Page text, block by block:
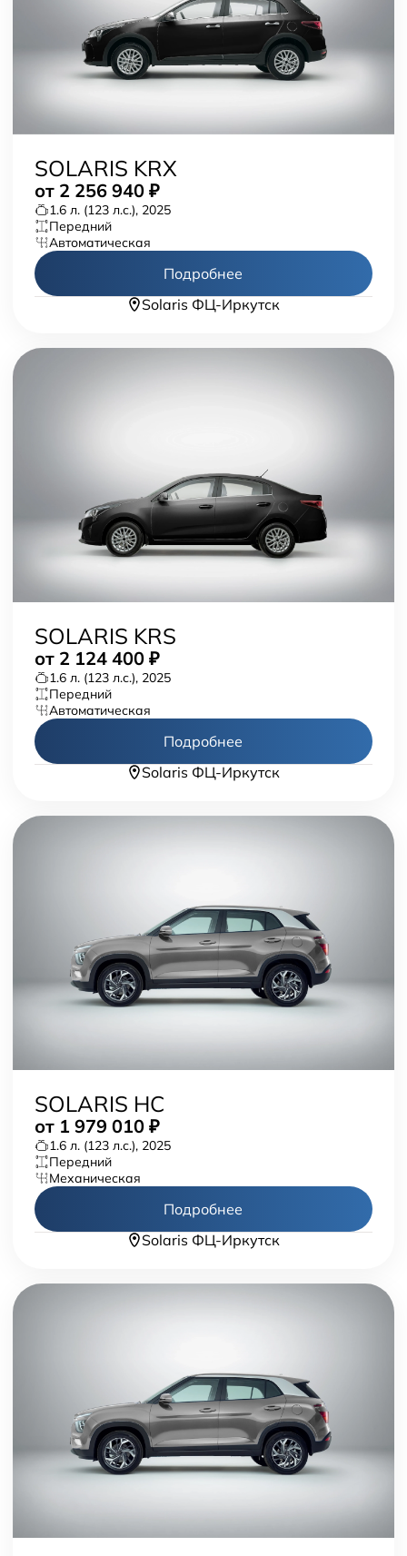
Новости
SOLARIS KRX
от 2 256 940 ₽
1.6 л. (123 л.с.), 2025
передний
автоматическая
Подробнее
Solaris ФЦ-Иркутск
SOLARIS KRS
от 2 124 400 ₽
1.6 л. (123 л.с.), 2025
передний
автоматическая
Подробнее
Solaris ФЦ-Иркутск
SOLARIS HC
от 1 979 010 ₽
1.6 л. (123 л.с.), 2025
передний
механическая
Подробнее
Solaris ФЦ-Иркутск